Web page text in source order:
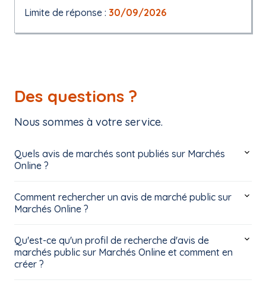
Limite de réponse : 30/09/2026
Des questions ?
Nous sommes à votre service.
Quels avis de marchés sont publiés sur Marchés
Online ?
Comment rechercher un avis de marché public sur
Marchés Online ?
Qu'est-ce qu'un profil de recherche d'avis de
marchés public sur Marchés Online et comment en
créer ?